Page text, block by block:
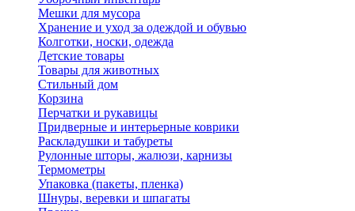
Мешки для мусора
Хранение и уход за одеждой и обувью
Колготки, носки, одежда
Детские товары
Товары для животных
Стильный дом
Корзина
Перчатки и рукавицы
Придверные и интерьерные коврики
Раскладушки и табуреты
Рулонные шторы, жалюзи, карнизы
Термометры
Упаковка (пакеты, пленка)
Шнуры, веревки и шпагаты